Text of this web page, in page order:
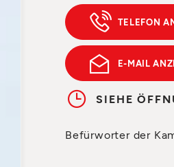
TELEFON
E-MAIL
SIEHE
Befürworter der